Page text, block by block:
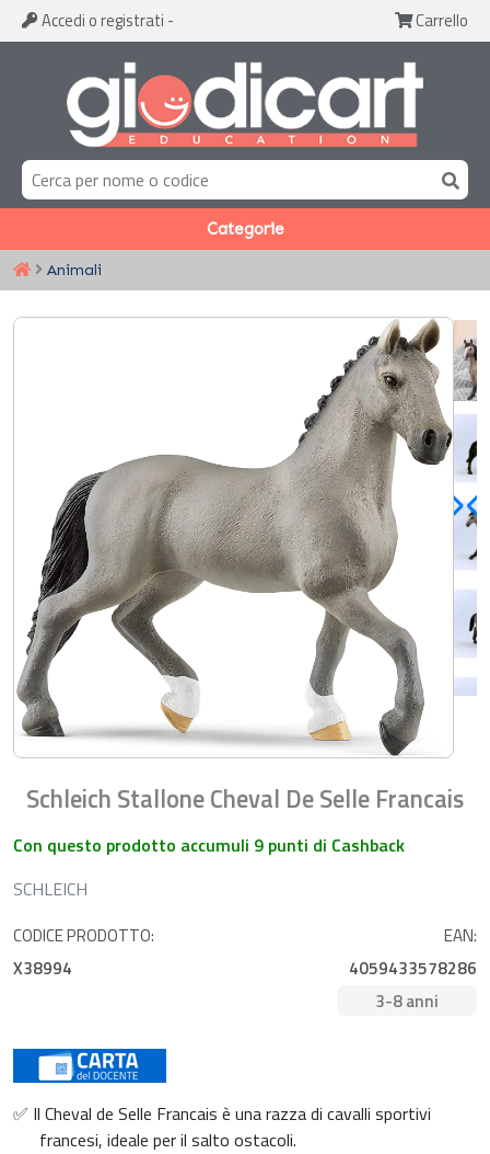
Accedi o registrati - Carrello
Categorie
Animali
Schleich Stallone Cheval De Selle Francais
Con questo prodotto accumuli 9 punti di Cashback
SCHLEICH
CODICE PRODOTTO:
X38994
EAN:
4059433578286
3-8 anni
✅ Il Cheval de Selle Francais è una razza di cavalli sportivi
francesi, ideale per il salto ostacoli.